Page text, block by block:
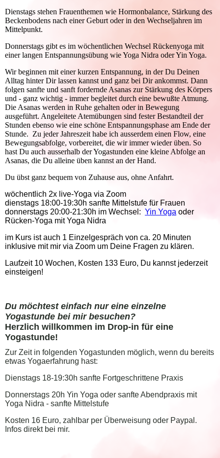
Dienstags stehen Frauenthemen wie Hormonbalance, Stärkung des
Beckenbodens nach einer Geburt oder in den Wechseljahren im
Mittelpunkt.
Donnerstags gibt es im wöchentlichen Wechsel Rückenyoga mit
einer langen Entspannungsübung wie Yoga Nidra oder Yin Yoga.
Wir beginnen mit einer kurzen Entspannung, in der Du Deinen
Alltag hinter Dir lassen kannst und ganz bei Dir ankommst. Dann
folgen sanfte und sanft fordernde Asanas zur Stärkung des Körpers
und - ganz wichtig - immer begleitet durch eine bewußte Atmung.
Die Asanas werden in Ruhe gehalten oder in Bewegung
ausgeführt. Angeleitete Atemübungen sind fester Bestandteil der
Stunden ebenso wie eine schöne Entspannungsphase am Ende der
Stunde. Zu jeder Jahreszeit habe ich ausserdem einen Flow, eine
Bewegungsabfolge, vorbereitet, die wir immer wieder üben. So
hast Du auch ausserhalb der Yogastunden eine kleine Abfolge an
Asanas, die Du alleine üben kannst an der Hand.
Du übst ganz bequem von Zuhause aus, ohne Anfahrt.
wöchentlich 2x live-Yoga via Zoom
dienstags 18:00-19:30h sanfte Mittelstufe für Frauen
donnerstags 20:00-21:30h im Wechsel: Yin Yoga oder
Rücken-Yoga mit Yoga Nidra
im Kurs ist auch 1 Einzelgespräch von ca. 20 Minuten
inklusive mit mir via Zoom um Deine Fragen zu klären.
Laufzeit 10 Wochen, Kosten 133 Euro, Du kannst jederzeit
einsteigen!
Du möchtest einfach nur eine einzelne
Yogastunde bei mir besuchen?
Herzlich willkommen im Drop-in für eine
Yogastunde!
Zur Zeit in folgenden Yogastunden möglich, wenn du bereits
etwas Yogaerfahrung hast:
Dienstags 18-19:30h sanfte Fortgeschrittene Praxis
Donnerstags 20h Yin Yoga oder sanfte Abendpraxis mit
Yoga Nidra - sanfte Mittelstufe
Kosten 16 Euro, zahlbar per Überweisung oder Paypal.
Infos direkt bei mir.